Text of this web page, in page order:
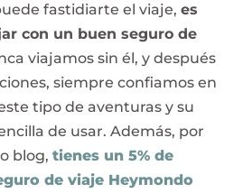
fastidiarte el viaje, es
con un buen seguro de
viajamos sin él, y después
siempre confiamos en
tipo de aventuras y su
de usar. Además, por
blog, tienes un 5% de
de viaje Heymondo